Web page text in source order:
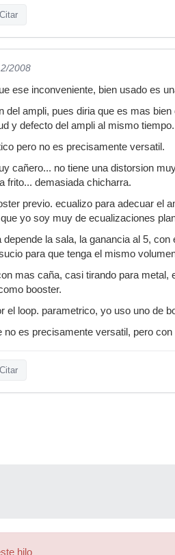
Citar
2008
ese inconveniente, bien usado es
del ampli, pues diria que es mas
y defecto del ampli al mismo tiempo.
pero no es precisamente versatil.
cañero... no tiene una distorsion
frito... demasiada chicharra.
previo. ecualizo para adecuar el
yo soy muy de ecualizaciones
la sala, la ganancia al 5,
para que tenga el mismo
mas caña, casi tirando para
booster.
el loop. parametrico, yo uso uno de
es precisamente versatil, pero
Citar
hilo